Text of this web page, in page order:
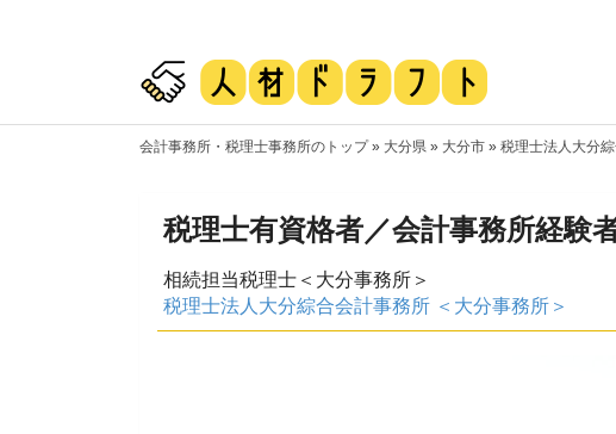
会計事務所・税理士事務所のトップ» 大分県 » 大分市 » 税理士法人大分
税理士有資格者／会計事務所経験
相続担当税理士＜大分事務所＞
税理士法人大分綜合会計事務所 ＜大分事務所＞